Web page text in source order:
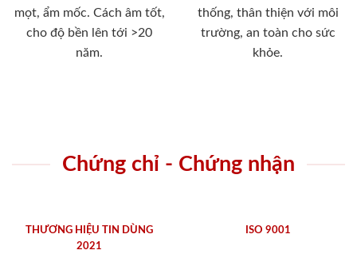
mọt, ẩm mốc. Cách âm tốt,
cho độ bền lên tới >20
năm.
thống, thân thiện với môi
trường, an toàn cho sức
khỏe.
Chứng chỉ - Chứng nhận
THƯƠNG HIỆU TIN DÙNG
2021
ISO 9001